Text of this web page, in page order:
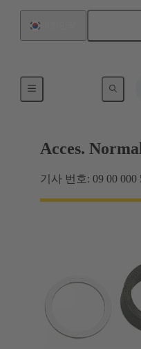
케이블 글랜드
Acces.
기사 번호: 09 00 000